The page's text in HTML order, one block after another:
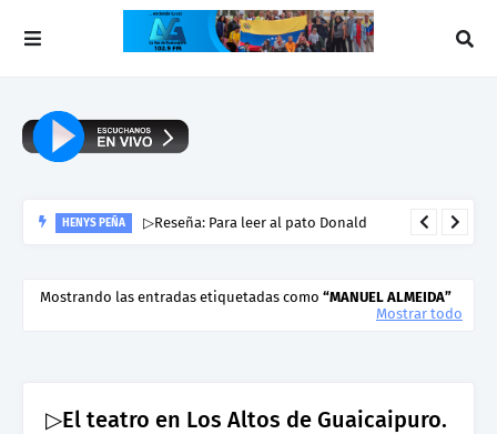
HENYS PEÑA ▷Reseña: Para leer al pato Donald
Mostrando las entradas etiquetadas como
MANUEL ALMEIDA
Mostrar todo
▷El teatro en Los Altos de Guaicaipuro.